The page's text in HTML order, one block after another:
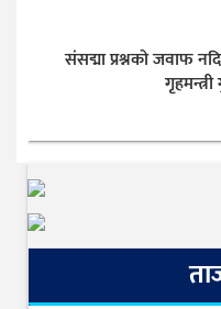
संसद्मा प्रश्नको जवाफ